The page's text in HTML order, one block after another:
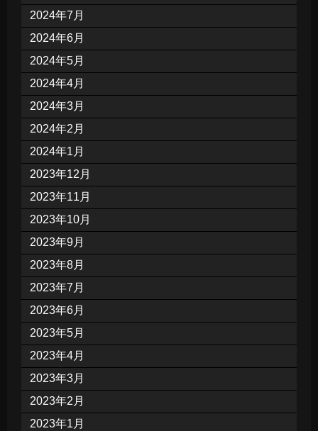
2024年7月
2024年6月
2024年5月
2024年4月
2024年3月
2024年2月
2024年1月
2023年12月
2023年11月
2023年10月
2023年9月
2023年8月
2023年7月
2023年6月
2023年5月
2023年4月
2023年3月
2023年2月
2023年1月